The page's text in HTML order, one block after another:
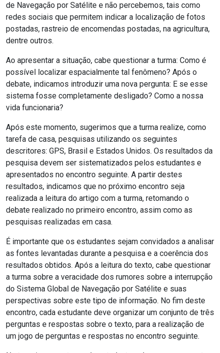
de Navegação por Satélite e não percebemos, tais como
redes sociais que permitem indicar a localização de fotos
postadas, rastreio de encomendas postadas, na agricultura,
dentre outros.
Ao apresentar a situação, cabe questionar a turma: Como é
possível localizar espacialmente tal fenômeno? Após o
debate, indicamos introduzir uma nova pergunta: E se esse
sistema fosse completamente desligado? Como a nossa
vida funcionaria?
Após este momento, sugerimos que a turma realize, como
tarefa de casa, pesquisas utilizando os seguintes
descritores: GPS, Brasil e Estados Unidos. Os resultados da
pesquisa devem ser sistematizados pelos estudantes e
apresentados no encontro seguinte. A partir destes
resultados, indicamos que no próximo encontro seja
realizada a leitura do artigo com a turma, retomando o
debate realizado no primeiro encontro, assim como as
pesquisas realizadas em casa.
É importante que os estudantes sejam convidados a analisar
as fontes levantadas durante a pesquisa e a coerência dos
resultados obtidos. Após a leitura do texto, cabe questionar
a turma sobre a veracidade dos rumores sobre a interrupção
do Sistema Global de Navegação por Satélite e suas
perspectivas sobre este tipo de informação. No fim deste
encontro, cada estudante deve organizar um conjunto de três
perguntas e respostas sobre o texto, para a realização de
um jogo de perguntas e respostas no encontro seguinte.